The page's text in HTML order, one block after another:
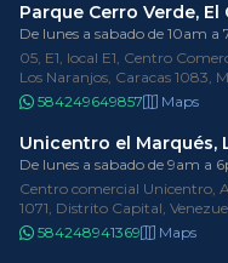
Parque Cerro Verde, El
De lunes a sabado de 10am
05, E1, local E1, Centro
Los Naranjos, Caracas 1083,
584249649857
Maps
Unicentro el Marqués,
De lunes a sabado de 9am a
Centro comercial Unicentro,
1071, Distrito Capital,
584248941369
Maps